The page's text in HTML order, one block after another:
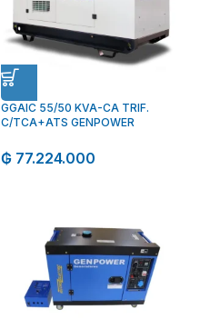
GGAIC 55/50 KVA-CA TRIF.
C/TCA+ATS GENPOWER
₲ 77.224.000